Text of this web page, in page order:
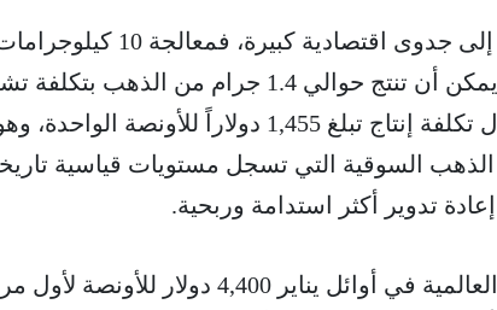
تشير الأرقام التي أوردها الباحثون إلى جدوى اقتصادية
النفايات الإلكترونية بهذه الطريقة يمكن أن تنتج حوالي 1.4 جرام من الذهب
تقارب 72 دولاراً فقط، وهو ما يعادل تكلفة إنتاج تبلغ 1,455 دولاراً للأونصة
السوقية التي تسجل مستويات قياسية
تدوير أكثر استدامة وربحية.
وللمقارنة، تجاوزت أسعار الذهب العالمية في أوائل يناير 4,400 دولار